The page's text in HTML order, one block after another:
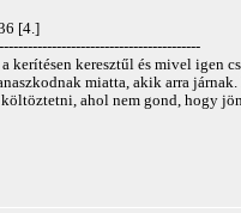
[4.]
kerítésen keresztűl és mivel igen
miatta, akik arra
ahol nem gond, hogy